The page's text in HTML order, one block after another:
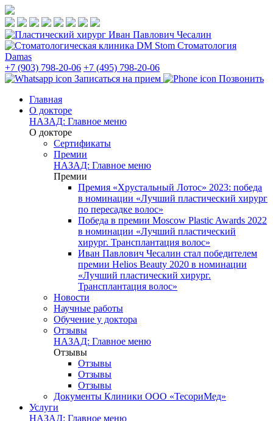
Стоматология
Damas
+7 (903) 798-20-06 +7 (495) 798-20-06
Записаться на прием
Позвонить
Главная
О докторе
НАЗАД: Главное меню
О докторе
Сертификаты
Премии
НАЗАД: Главное меню
Премии
Премия «Хрустальный Лотос» 2023: победа
в номинации «Лучший пластический хирург
по пересадке волос»
Победа в премии Moscow Plastic Awards 2022
в номинации «Лучший пластический
хирург. Трансплантация волос»
Иван Павлович Чесалин стал победителем
премии Helios Beauty 2020 в номинации
«Лучший пластический хирург.
Трансплантация волос»
Новости
Научные работы
Обучение у доктора
Отзывы
НАЗАД: Главное меню
Отзывы
Отзывы
Отзывы
Отзывы
Документы Клиники ООО «ТесориМед»
Услуги
НАЗАД: Главное меню